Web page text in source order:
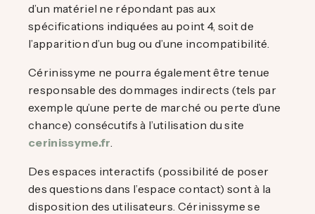
d’un matériel ne répondant pas aux
spécifications indiquées au point 4, soit de
l’apparition d’un bug ou d’une incompatibilité.
Cérinissyme ne pourra également être tenue
responsable des dommages indirects (tels par
exemple qu’une perte de marché ou perte d’une
chance) consécutifs à l’utilisation du site
cerinissyme.fr
Des espaces interactifs (possibilité de poser
des questions dans l’espace contact) sont à la
disposition des utilisateurs. Cérinissyme se